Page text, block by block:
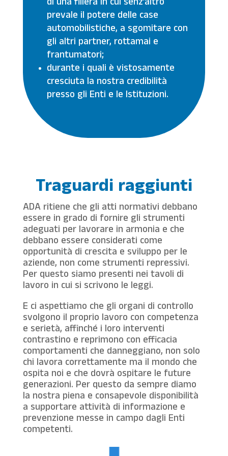
di una filiera in cui senz’altro
prevale il potere delle case
automobilistiche, a sgomitare con
gli altri partner, rottamai e
frantumatori;
durante i quali è vistosamente
cresciuta la nostra credibilità
presso gli Enti e le Istituzioni.
Traguardi raggiunti
ADA ritiene che gli atti normativi debbano
essere in grado di fornire gli strumenti
adeguati per lavorare in armonia e che
debbano essere considerati come
opportunità di crescita e sviluppo per le
aziende, non come strumenti repressivi.
Per questo siamo presenti nei tavoli di
lavoro in cui si scrivono le leggi.
E ci aspettiamo che gli organi di controllo
svolgono il proprio lavoro con competenza
e serietà, affinché i loro interventi
contrastino e reprimono con efficacia
comportamenti che danneggiano, non solo
chi lavora correttamente ma il mondo che
ospita noi e che dovrà ospitare le future
generazioni. Per questo da sempre diamo
la nostra piena e consapevole disponibilità
a supportare attività di informazione e
prevenzione messe in campo dagli Enti
competenti.